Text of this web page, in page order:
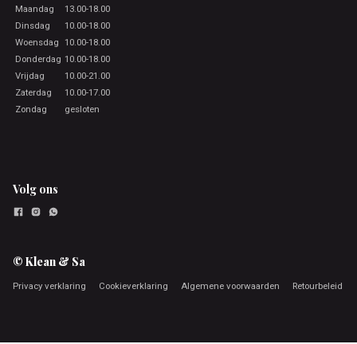
Maandag
13.00-18.00
Dinsdag
10.00-18.00
Woensdag 10.00-18.00
Donderdag 10.00-18.00
Vrijdag
10.00-21.00
Zaterdag
10.00-17.00
Zondag
gesloten
Volg ons
© Klean & Sa
Privacy verklaring Cookieverklaring Algemene voorwaarden Retourbeleid